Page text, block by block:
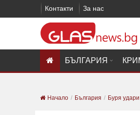
Контакти За нас
БЪЛГАРИЯ
Начало България Буря